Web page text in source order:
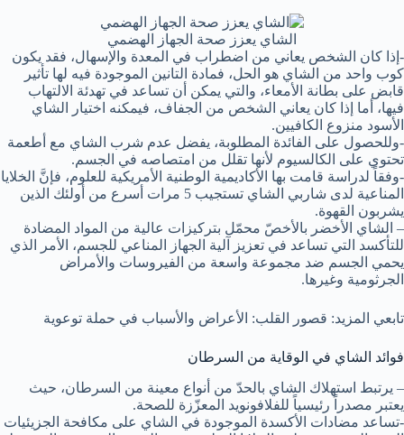
الشاي يعزز صحة الجهاز الهضمي
-إذا كان الشخص يعاني من اضطراب في المعدة والإسهال، فقد يكون
كوب واحد من الشاي هو الحل، فمادة التانين الموجودة فيه لها تأثير
قابض على بطانة الأمعاء، والتي يمكن أن تساعد في تهدئة الالتهاب
فيها، أما إذا كان يعاني الشخص من الجفاف، فيمكنه اختيار الشاي
الأسود منزوع الكافيين.
-وللحصول على الفائدة المطلوبة، يفضل عدم شرب الشاي مع أطعمة
تحتوي على الكالسيوم لأنها تقلل من امتصاصه في الجسم.
-وفقاً لدراسة قامت بها الأكاديمية الوطنية الأمريكية للعلوم، فإنَّ الخلايا
المناعية لدى شاربي الشاي تستجيب 5 مرات أسرع من أولئك الذين
يشربون القهوة.
– الشاي الأخضر بالأخصّ محمّل بتركيزات عالية من المواد المضادة
للتأكسد التي تساعد في تعزيز آلية الجهاز المناعي للجسم، الأمر الذي
يحمي الجسم ضد مجموعة واسعة من الفيروسات والأمراض
الجرثومية وغيرها.
تابعي المزيد: قصور القلب: الأعراض والأسباب في حملة توعوية
فوائد الشاي في الوقاية من السرطان
– يرتبط استهلاك الشاي بالحدّ من أنواع معينة من السرطان، حيث
يعتبر مصدراً رئيسياً للفلافونويد المعزّزة للصحة.
-تساعد مضادات الأكسدة الموجودة في الشاي على مكافحة الجزيئيات